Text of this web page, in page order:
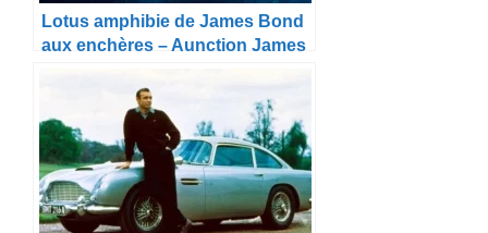
Lotus amphibie de James Bond
aux enchères – Aunction James